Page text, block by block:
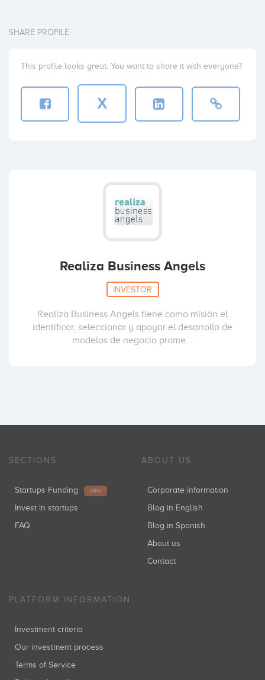
Coinversiones: 1
Julio Arias
Coinversiones: 1
Alejandro Fresneda
Albert Hurtado
SHARE PROFILE
This profile looks great. You want to share it with everyone?
X
Realiza Business Angels
INVESTOR
Realiza Business Angels tiene como misión el
identificar, seleccionar y apoyar el desarrollo de
modelos de negocio prome...
SECTIONS
Startups Funding NEW
Invest in startups
FAQ
ABOUT US
Corporate information
Blog in English
Blog in Spanish
About us
Contact
PLATFORM INFORMATION
Investment criteria
Our investment process
Terms of Service